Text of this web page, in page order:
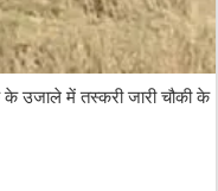
उजाले में तस्करी जारी चौकी के